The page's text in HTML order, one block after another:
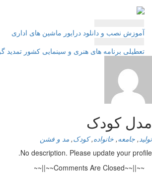
راهبری
نوشته
آموزش نصب و دانلود درایور ماشین های اداری
تعطیلی برنامه های هنری و سینمایی كشور تمدید
مدل کودک
تولید, جامعه, خانواده,کودک, مد و فشن
No description. Please update your profile.
~~||~~Comments Are Closed~~||~~